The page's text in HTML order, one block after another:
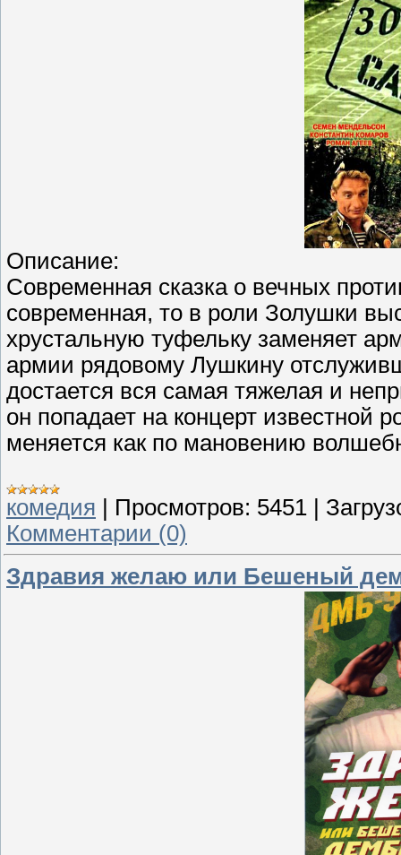
Описание:
Современная сказка о вечных
современная, то в роли Золушки
хрустальную туфельку заменяет
армии рядовому Лушкину
достается вся самая тяжелая и
он попадает на концерт известной
меняется как по мановению
комедия Просмотров: 5451
Комментарии (0)
Здравия желаю или Бешеный